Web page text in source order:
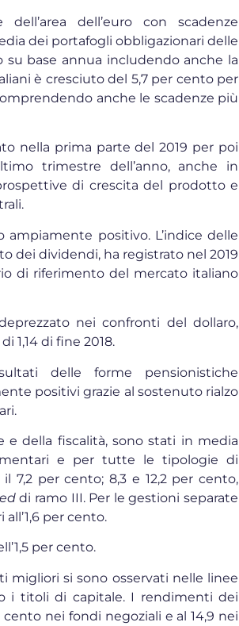
dell’euro con scadenze
dei portafogli obbligazionari delle
su base annua includendo anche la
è cresciuto del 5,7 per cento per
anche le scadenze più
nella prima parte del 2019 per poi
trimestre dell’anno, anche in
di crescita del prodotto e
positivo. L’indice delle
dei dividendi, ha registrato nel 2019
di riferimento del mercato italiano
nei confronti del dollaro,
1,14 di fine 2018.
delle forme pensionistiche
positivi grazie al sostenuto rialzo
della fiscalità, sono stati in media
e per tutte le tipologie di
7,2 per cento; 8,3 e 12,2 per cento,
di ramo III. Per le gestioni separate
per cento.
per cento.
migliori si sono osservati nelle linee
i titoli di capitale. I rendimenti dei
nei fondi negoziali e al 14,9 nei